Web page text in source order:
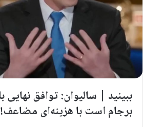
ببینید | سالیوان: توافق نهایی
برجام است با هزینه‌ای مضاعف!